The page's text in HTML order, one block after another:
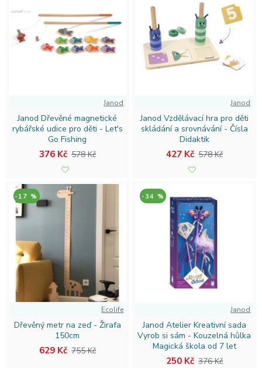
Janod
Janod Dřevěné magnetické
rybářské udice pro děti - Let's
Go Fishing
376 Kč 578 Kč
Janod
Janod Vzdělávací hra pro děti
skládání a srovnávání - Čísla
Didaktik
427 Kč 578 Kč
-17 %
Ecolife
Dřevěný metr na zeď - Žirafa
150cm
629 Kč 755 Kč
-34 %
Janod
Janod Atelier Kreativní sada
Vyrob si sám - Kouzelná hůlka
Magická škola od 7 let
250 Kč 376 Kč